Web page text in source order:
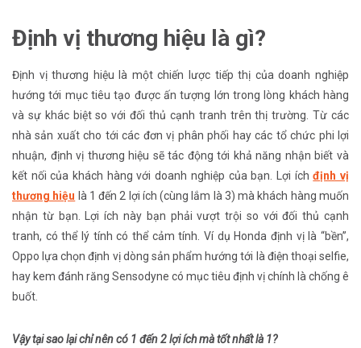
Định vị thương hiệu là gì?
Định vị thương hiệu là một chiến lược tiếp thị của doanh nghiệp
hướng tới mục tiêu tạo được ấn tượng lớn trong lòng khách hàng
và sự khác biệt so với đối thủ cạnh tranh trên thị trường. Từ các
nhà sản xuất cho tới các đơn vị phân phối hay các tổ chức phi lợi
nhuận, định vị thương hiệu sẽ tác động tới khả năng nhận biết và
kết nối của khách hàng với doanh nghiệp của bạn. Lợi íchđịnh vị
thương hiệu là 1 đến 2 lợi ích (cùng lắm là 3) mà khách hàng muốn
nhận từ bạn. Lợi ích này bạn phải vượt trội so với đối thủ cạnh
tranh, có thể lý tính có thể cảm tính. Ví dụ Honda định vị là “bền”,
Oppo lựa chọn định vị dòng sản phẩm hướng tới là điện thoại selfie,
hay kem đánh răng Sensodyne có mục tiêu định vị chính là chống ê
buốt.
Vậy tại sao lại chỉ nên có 1 đến 2 lợi ích mà tốt nhất là 1?